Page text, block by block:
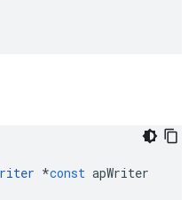
*const apWriter